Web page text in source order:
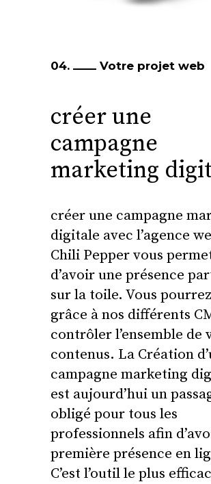
04. Votre projet web
créer une
campagne
marketing
créer une campagne
digitale avec l’agence
Chili Pepper vous
d’avoir une présence
sur la toile. Vous
grâce à nos différents
contrôler l’ensemble de
contenus. La Création
campagne marketing
est aujourd’hui un
obligé pour tous les
professionnels afin
première présence en
C’est l’outil le plus